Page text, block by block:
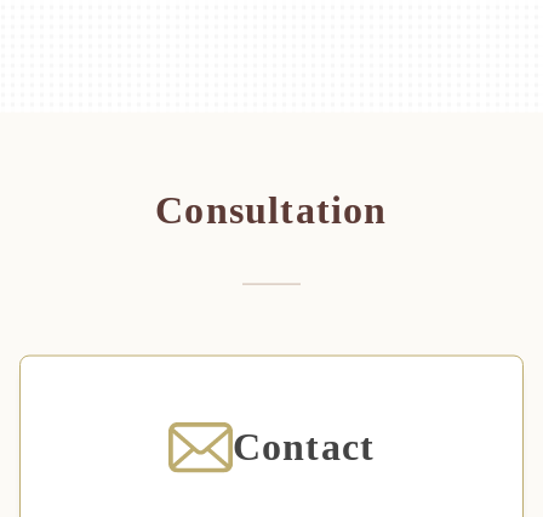
Consultation
Contact